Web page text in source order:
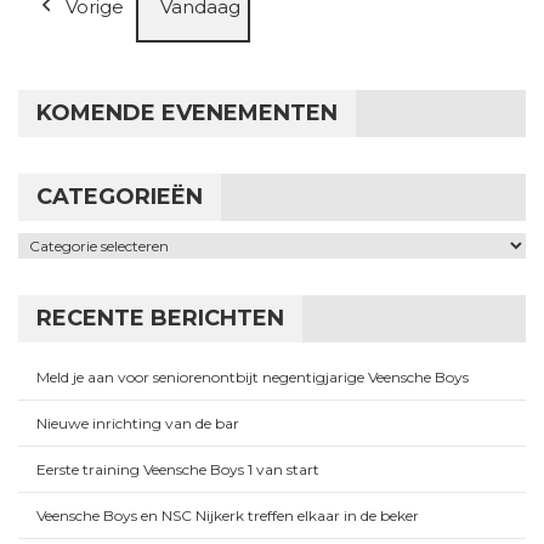
Vorige Vandaag
KOMENDE EVENEMENTEN
CATEGORIEËN
Categorieën
RECENTE BERICHTEN
Meld je aan voor seniorenontbijt negentigjarige Veensche Boys
Nieuwe inrichting van de bar
Eerste training Veensche Boys 1 van start
Veensche Boys en NSC Nijkerk treffen elkaar in de beker